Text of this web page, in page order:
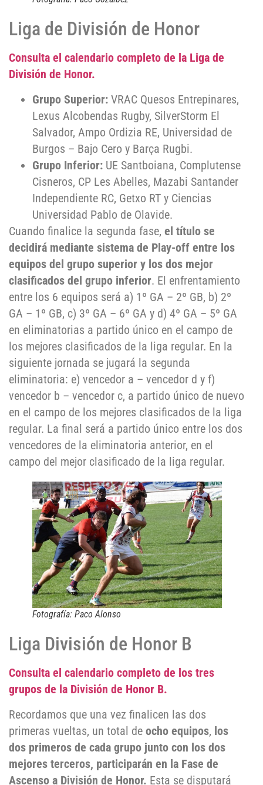
Liga de División de Honor
Consulta el calendario completo de la Liga de
División de Honor.
Grupo Superior: VRAC Quesos Entrepinares,
Lexus Alcobendas Rugby, SilverStorm El
Salvador, Ampo Ordizia RE, Universidad de
Burgos – Bajo Cero y Barça Rugbi.
Grupo Inferior: UE Santboiana, Complutense
Cisneros, CP Les Abelles, Mazabi Santander
Independiente RC, Getxo RT y Ciencias
Universidad Pablo de Olavide.
Cuando finalice la segunda fase, el título se
decidirá mediante sistema de Play-off entre los
equipos del grupo superior y los dos mejor
clasificados del grupo inferior. El enfrentamiento
entre los 6 equipos será a) 1º GA – 2º GB, b) 2º
GA – 1º GB, c) 3º GA – 6º GA y d) 4º GA – 5º GA
en eliminatorias a partido único en el campo de
los mejores clasificados de la liga regular. En la
siguiente jornada se jugará la segunda
eliminatoria: e) vencedor a – vencedor d y f)
vencedor b – vencedor c, a partido único de nuevo
en el campo de los mejores clasificados de la liga
regular. La final será a partido único entre los dos
vencedores de la eliminatoria anterior, en el
campo del mejor clasificado de la liga regular.
Fotografía: Paco Alonso
Liga División de Honor B
Consulta el calendario completo de los tres
grupos de la División de Honor B.
Recordamos que una vez finalicen las dos
primeras vueltas, un total de ocho equipos, los
dos primeros de cada grupo junto con los dos
mejores terceros, participarán en la Fase de
Ascenso a División de Honor. Esta se disputará